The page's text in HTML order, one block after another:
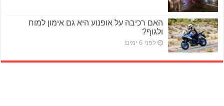
האם רכיבה על אופנוע היא גם אימון למוח
ולגוף?
לפני 6 ימים